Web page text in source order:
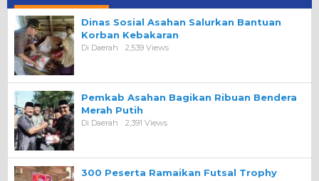
Dinas Sosial Asahan Salurkan Bantuan
Korban Kebakaran
Di Daerah 2,539 Views
Pemkab Asahan Bagikan Ribuan Bendera
Merah Putih
Di Daerah 2,391 Views
300 Peserta Ramaikan Futsal Trophy